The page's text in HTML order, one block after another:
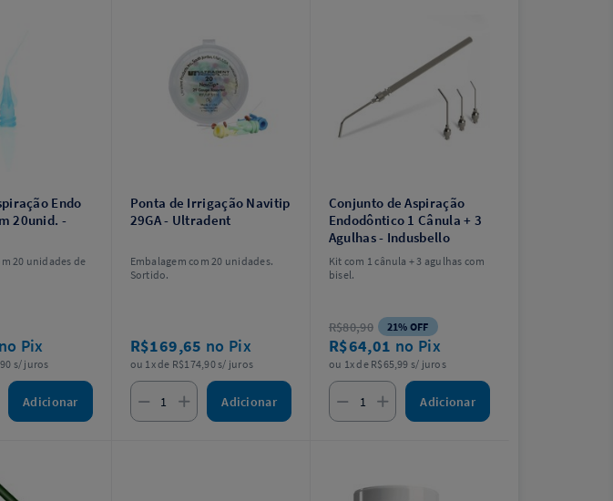
Endo
20unid. -
20 unidades de
no Pix
s/ juros
Adicionar
Ponta de Irrigação Navitip
29GA - Ultradent
Embalagem com 20 unidades.
Sortido.
R$169,65 no Pix
ou 1x de R$174,90 s/ juros
Adicionar
Conjunto de Aspiração
Endodôntico 1 Cânula + 3
Agulhas - Indusbello
Kit com 1 cânula + 3 agulhas com
bisel.
R$80,90 21% OFF
R$64,01 no Pix
ou 1x de R$65,99 s/ juros
Adicionar